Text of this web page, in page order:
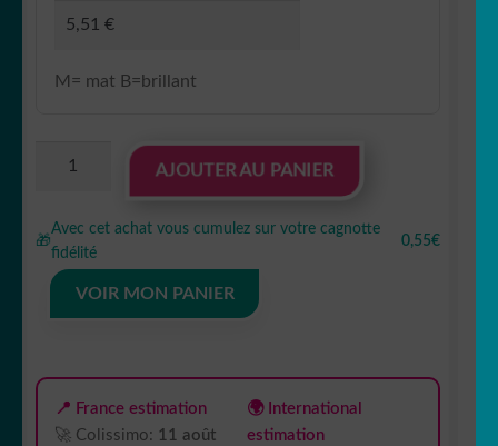
M= mat B=brillant
Autocollant
boisson
brand
AJOUTER AU PANIER
🎁
Avec cet achat vous cumulez sur votre cagnotte
fidélité
0,55€
VOIR MON PANIER
📍 France estimation
🚀 Colissimo: 11 août
🌍 International
estimation